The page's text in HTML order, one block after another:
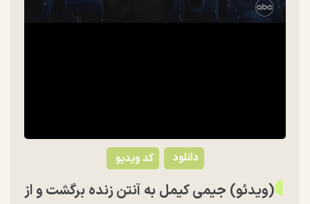
کد ویدیو دانلود
(ویدئو) جیمی کیمل به آنتن زنده برگشت و از